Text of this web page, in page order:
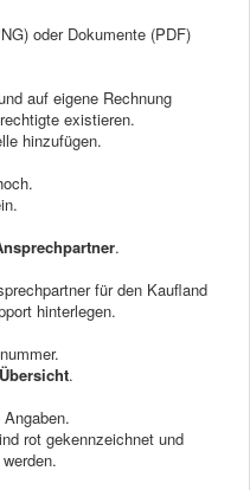
oder Dokumente (PDF)
auf eigene Rechnung
existieren.
hinzufügen.
.
für den Kaufland
hinterlegen.
.
rot gekennzeichnet und